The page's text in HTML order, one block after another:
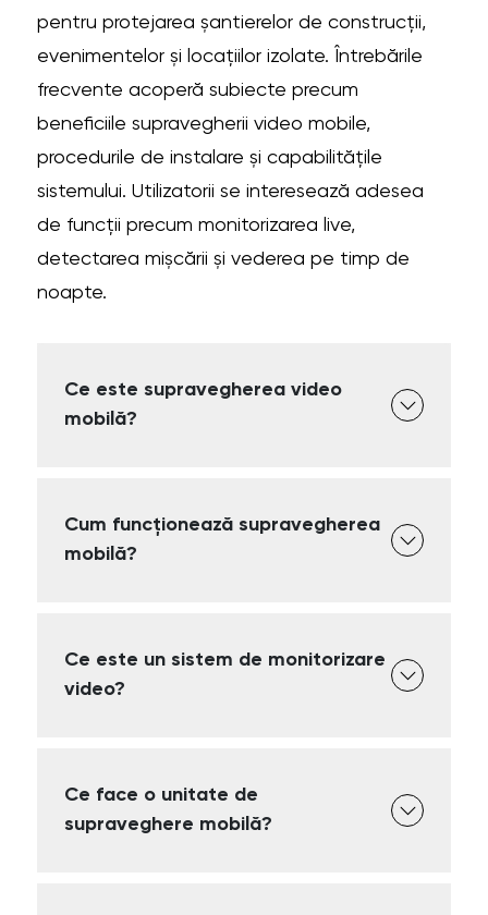
pentru protejarea șantierelor de construcții,
evenimentelor și locațiilor izolate. Întrebările
frecvente acoperă subiecte precum
beneficiile supravegherii video mobile,
procedurile de instalare și capabilitățile
sistemului. Utilizatorii se interesează adesea
de funcții precum monitorizarea live,
detectarea mișcării și vederea pe timp de
noapte.
Ce este supravegherea video
mobilă?
Cum funcționează supravegherea
mobilă?
Ce este un sistem de monitorizare
video?
Ce face o unitate de
supraveghere mobilă?